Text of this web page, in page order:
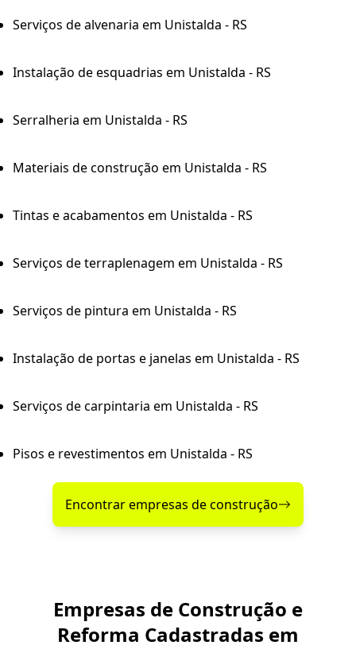
Serviços de alvenaria em Unistalda - RS
Instalação de esquadrias em Unistalda - RS
Serralheria em Unistalda - RS
Materiais de construção em Unistalda - RS
Tintas e acabamentos em Unistalda - RS
Serviços de terraplenagem em Unistalda - RS
Serviços de pintura em Unistalda - RS
Instalação de portas e janelas em Unistalda - RS
Serviços de carpintaria em Unistalda - RS
Pisos e revestimentos em Unistalda - RS
Encontrar empresas de construção
Empresas de Construção e
Reforma Cadastradas em